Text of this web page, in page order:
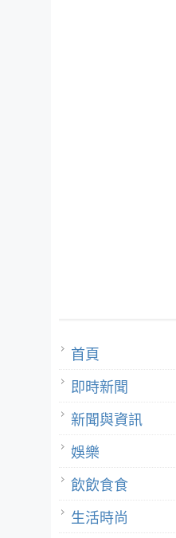
首頁
即時新聞
新聞與資訊
娛樂
飲飲食食
生活時尚